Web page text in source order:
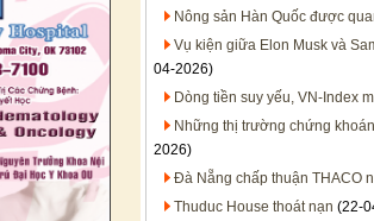
Nông sản Hàn Quốc được
Vụ kiện giữa Elon Musk và
04-2026)
Dòng tiền suy yếu, VN-Index
Những thị trường chứng
2026)
Đà Nẵng chấp thuận THACO
Thuduc House thoát nạn (22-